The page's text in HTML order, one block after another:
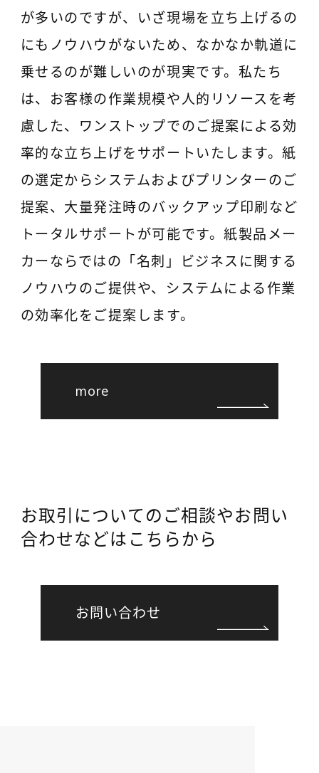
が多いのですが、いざ現場を立ち上げるの
にもノウハウがないため、なかなか軌道に
乗せるのが難しいのが現実です。私たち
は、お客様の作業規模や人的リソースを考
慮した、ワンストップでのご提案による効
率的な立ち上げをサポートいたします。紙
の選定からシステムおよびプリンターのご
提案、大量発注時のバックアップ印刷など
トータルサポートが可能です。紙製品メー
カーならではの「名刺」ビジネスに関する
ノウハウのご提供や、システムによる作業
の効率化をご提案します。
more
お取引についてのご相談やお問い
合わせなどはこちらから
お問い合わせ